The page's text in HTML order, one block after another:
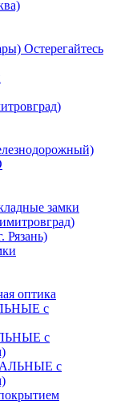
Остерегайтесь
замки
Рязань)
оптика
с
с
с